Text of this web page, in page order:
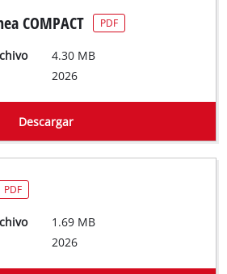
COMPACT PDF
4.30 MB
2026
Descargar
PDF
1.69 MB
2026